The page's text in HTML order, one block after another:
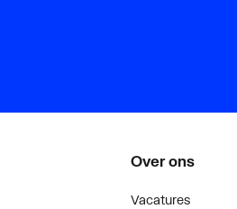
Over ons
Vacatures